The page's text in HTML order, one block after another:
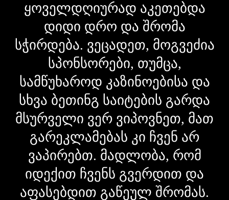
ყოველდღიურად აკეთებდა
დიდი დრო და შრომა
სჭირდება. ვეცადეთ, მოგვეძია
სპონსორები, თუმცა,
სამწუხაროდ კაზინოებისა და
სხვა ბეთინგ საიტების გარდა
მსურველი ვერ ვიპოვნეთ, მათ
გარეკლამებას კი ჩვენ არ
ვაპირებთ. მადლობა, რომ
იდექით ჩვენს გვერდით და
აფასებდით გაწეულ შრომას.